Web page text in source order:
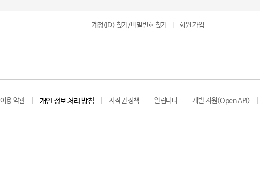
계정(ID) 찾기/비밀번호 찾기 회원 가입
이용 약관 개인 정보 처리 방침 저작권 정책 알립니다 개발 지원(Open API)